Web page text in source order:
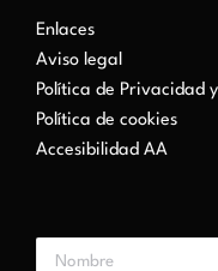
Enlaces
Aviso legal
Política de Privacidad
Política de cookies
Accesibilidad AA